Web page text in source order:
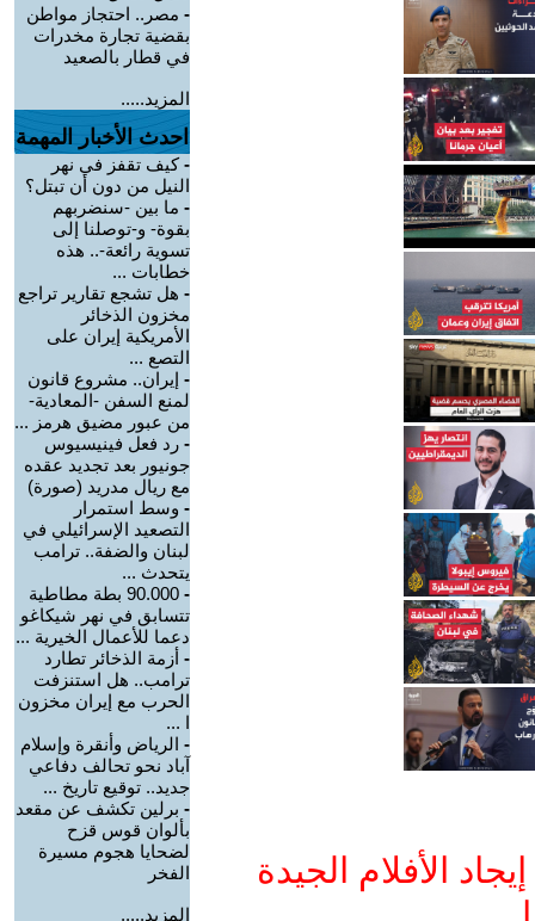
الأفلام الجيدة
- مصر.. احتجاز مواطن
بقضية تجارة مخدرات
في قطار بالصعيد
المزيد.....
احدث الأخبار المهمة
-كيف تقفز في نهر
النيل من دون أن تبتل؟
- ما بين -سنضربهم
بقوة- و-توصلنا إلى
تسوية رائعة-.. هذه
خطابات ...
- هل تشجع تقارير تراجع
مخزون الذخائر
الأمريكية إيران على
التصع ...
- إيران.. مشروع قانون
لمنع السفن -المعادية-
من عبور مضيق هرمز ...
- رد فعل فينيسيوس
جونيور بعد تجديد عقده
مع ريال مدريد (صورة)
- وسط استمرار
التصعيد الإسرائيلي في
لبنان والضفة.. ترامب
يتحدث ...
-
90.000 بطة مطاطية
تتسابق في نهر شيكاغو
دعما للأعمال الخيرية ...
- أزمة الذخائر تطارد
ترامب.. هل استنزفت
الحرب مع إيران مخزون
ا ...
- الرياض وأنقرة وإسلام
آباد نحو تحالف دفاعي
جديد.. توقيع تاريخ ...
- برلين تكشف عن مقعد
بألوان قوس قزح
لضحايا هجوم مسيرة
الفخر
المزيد.....